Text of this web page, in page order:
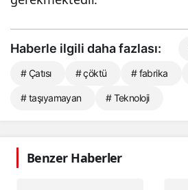
Haberle ilgili daha fazlası:
# Çatısı # çöktü # fabrika
# taşıyamayan # Teknoloji
Benzer Haberler